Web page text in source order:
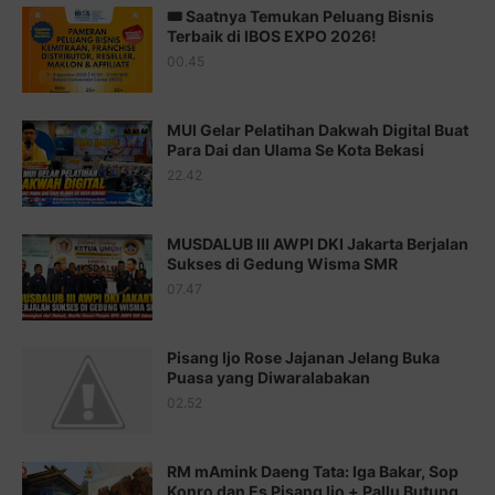
Juz 14 ⇨http://j.mp/2b8SUTA
Juz 15 ⇨http://j.mp/2bFRQIM
Juz 17 ⇨http://j.mp/2brHsFz
Juz 18 ⇨http://j.mp/2b8SCfc
Juz 19 ⇨http://j.mp/2bFSq95
Juz 20 ⇨http://j.mp/2brI1zc
Juz 21 ⇨http://j.mp/2b8VcBO
http://j.mp/2bFRxNP
http://j.mp/2brItxm
Juz 25 ⇨http://j.mp/2brImlf
🎟️ Saatnya Temukan Peluang Bisnis
Terbaik di IBOS EXPO 2026!
00.45
MUI Gelar Pelatihan Dakwah Digital Buat
Para Dai dan Ulama Se Kota Bekasi
22.42
MUSDALUB III AWPI DKI Jakarta Berjalan
Sukses di Gedung Wisma SMR
07.47
Pisang Ijo Rose Jajanan Jelang Buka
Puasa yang Diwaralabakan
02.52
RM mAmink Daeng Tata: Iga Bakar, Sop